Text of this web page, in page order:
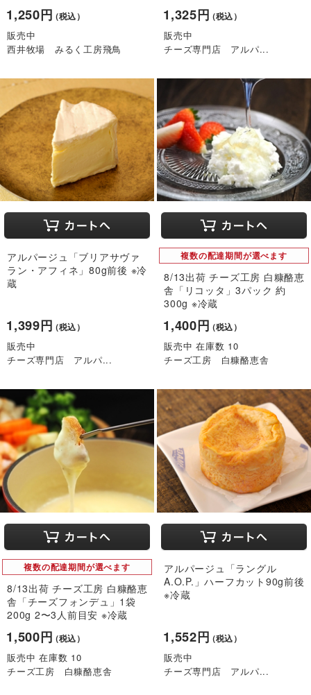
1,250円（税込）
販売中
西井牧場 みるく工房飛鳥
1,325円（税込）
販売中
チーズ専門店 アルパ...
アルパージュ「ブリアサヴァ
ラン・アフィネ」80g前後 ※冷
蔵
1,399円（税込）
販売中
チーズ専門店 アルパ...
複数の配達期間が選べます
8/13出荷 チーズ工房 白糠酪恵
舎「リコッタ」3パック 約
300g ※冷蔵
1,400円（税込）
販売中 在庫数 10
チーズ工房 白糠酪恵舎
複数の配達期間が選べます
8/13出荷 チーズ工房 白糠酪恵
舎「チーズフォンデュ」1袋
200g 2〜3人前目安 ※冷蔵
1,500円（税込）
販売中 在庫数 10
チーズ工房 白糠酪恵舎
アルパージュ「ラングル
A.O.P.」ハーフカット90g前後
※冷蔵
1,552円（税込）
販売中
チーズ専門店 アルパ...